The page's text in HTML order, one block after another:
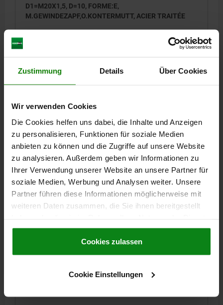
Zustimmung Details Über Cookies
Wir verwenden Cookies
Die Cookies helfen uns dabei, die Inhalte und Anzeigen
zu personalisieren, Funktionen für soziale Medien
anbieten zu können und die Zugriffe auf unsere Website
zu analysieren. Außerdem geben wir Informationen zu
Ihrer Verwendung unserer Website an unsere Partner für
soziale Medien, Werbung und Analysen weiter. Unsere
Partner führen diese Informationen möglicherweise mit
weiteren Daten zusammen, die Sie ihnen bereitgestellt
gesammelt haben.Cookie Richtlinien
Datenschutz|AGB
Cookies zulassen
Cookie Einstellungen
D1=M20X1,5, D=10, FORME:E,
M.GEWINDEZAPF,O.KONTERMUTT, ACIER TRAITÉE
MATÉRIAU DU CORPS DE BASE=ACIER
SURFACE DU CORPS DE BASE=TRAITÉE
D2=M8
F X 30°=2,8 COURSE S=10
FORCE DU RESSORT FINALE F2 ENV. N=32
Référence: 03092-5410
17,08 CHF
hors frais d’envoi
NOUVEAU
03092
DOIGT D'INDEXAGE SANS ENCOCHE D'ARRÊT T. 9